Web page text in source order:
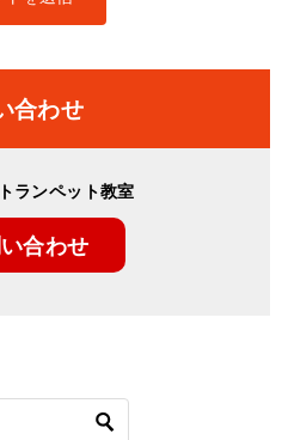
合わせ
ランペット教室
合わせ